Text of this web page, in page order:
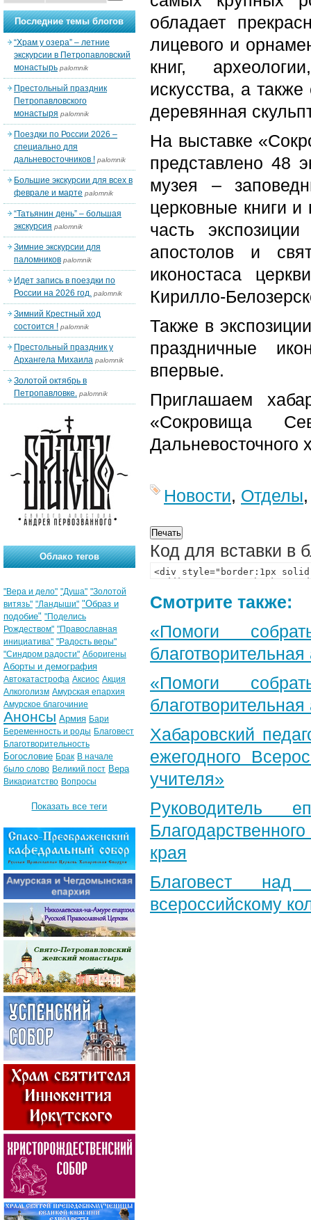
обладает
лицевого и
книг,
искусства, а
деревянная
На выставке
представлено 48
музея –
церковные книги
часть
апостолов и
иконостаса
Кирилло-
Также в
праздничные
впервые.
Приглашаем
«Сокровища
Дальневосточного
Новости, Отделы
Код для вставки в
Смотрите также:
«Помоги
«Помоги
Хабаровский
ежегодного
учителя»
Руководитель
края
Благовест
всероссийскому
Последние темы блогов
“Храм у озера” – летние
экскурсии в Петропавловский
монастырь palomnik
Престольный праздник
Петропавловского
монастыря palomnik
Поездки по России 2026 –
специально для
дальневосточников ! palomnik
Большие экскурсии для всех в
феврале и марте palomnik
“Татьянин день” – большая
экскурсия palomnik
Зимние экскурсии для
паломников palomnik
Идет запись в поездки по
России на 2026 год. palomnik
Зимний Крестный ход
состоится ! palomnik
Престольный праздник у
Архангела Михаила palomnik
Золотой октябрь в
Петропавловке. palomnik
Облако тегов
"Вера и дело" "Душа" "Золотой
витязь" "Ландыши" "Образ и
подобие" "Поделись
Рождеством" "Православная
инициатива" "Радость веры"
"Синдром радости" Аборигены
Аборты и демография
Автокатастрофа Аксиос Акция
Алкоголизм Амурская епархия
Амурское благочиние
Анонсы Армия Бари
Беременность и роды Благовест
Благотворительность
Богословие Брак В начале
было слово Великий пост Вера
Викариатство Вопросы
Показать все теги